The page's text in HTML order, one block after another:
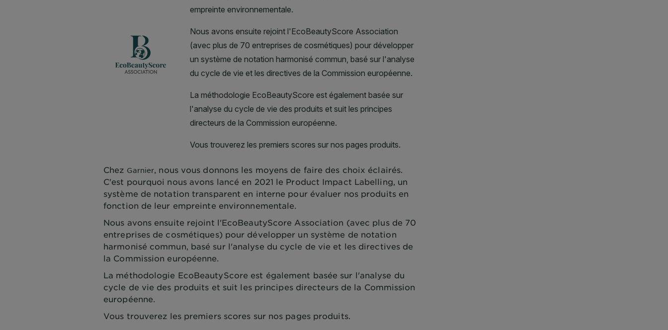
Chez Garnier, nous vous donnons les moyens de faire des choix éclairés.
C'est pourquoi nous avons lancé en 2021 le Product Impact Labelling, un
système de notation transparent en interne pour évaluer nos produits en
fonction de leur empreinte environnementale.
Nous avons ensuite rejoint l'EcoBeautyScore Association (avec plus de 70
entreprises de cosmétiques) pour développer un système de notation
harmonisé commun, basé sur l'analyse du cycle de vie et les directives de
la Commission européenne.
La méthodologie EcoBeautyScore est également basée sur l'analyse du
cycle de vie des produits et suit les principes directeurs de la Commission
européenne.
Vous trouverez les premiers scores sur nos pages produits.